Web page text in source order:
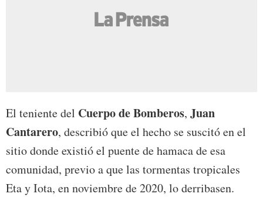
El teniente del Cuerpo de Bomberos, Juan
Cantarero, describió que el hecho se suscitó en el
sitio donde existió el puente de hamaca de esa
comunidad, previo a que las tormentas tropicales
Eta y Iota, en noviembre de 2020, lo derribasen.